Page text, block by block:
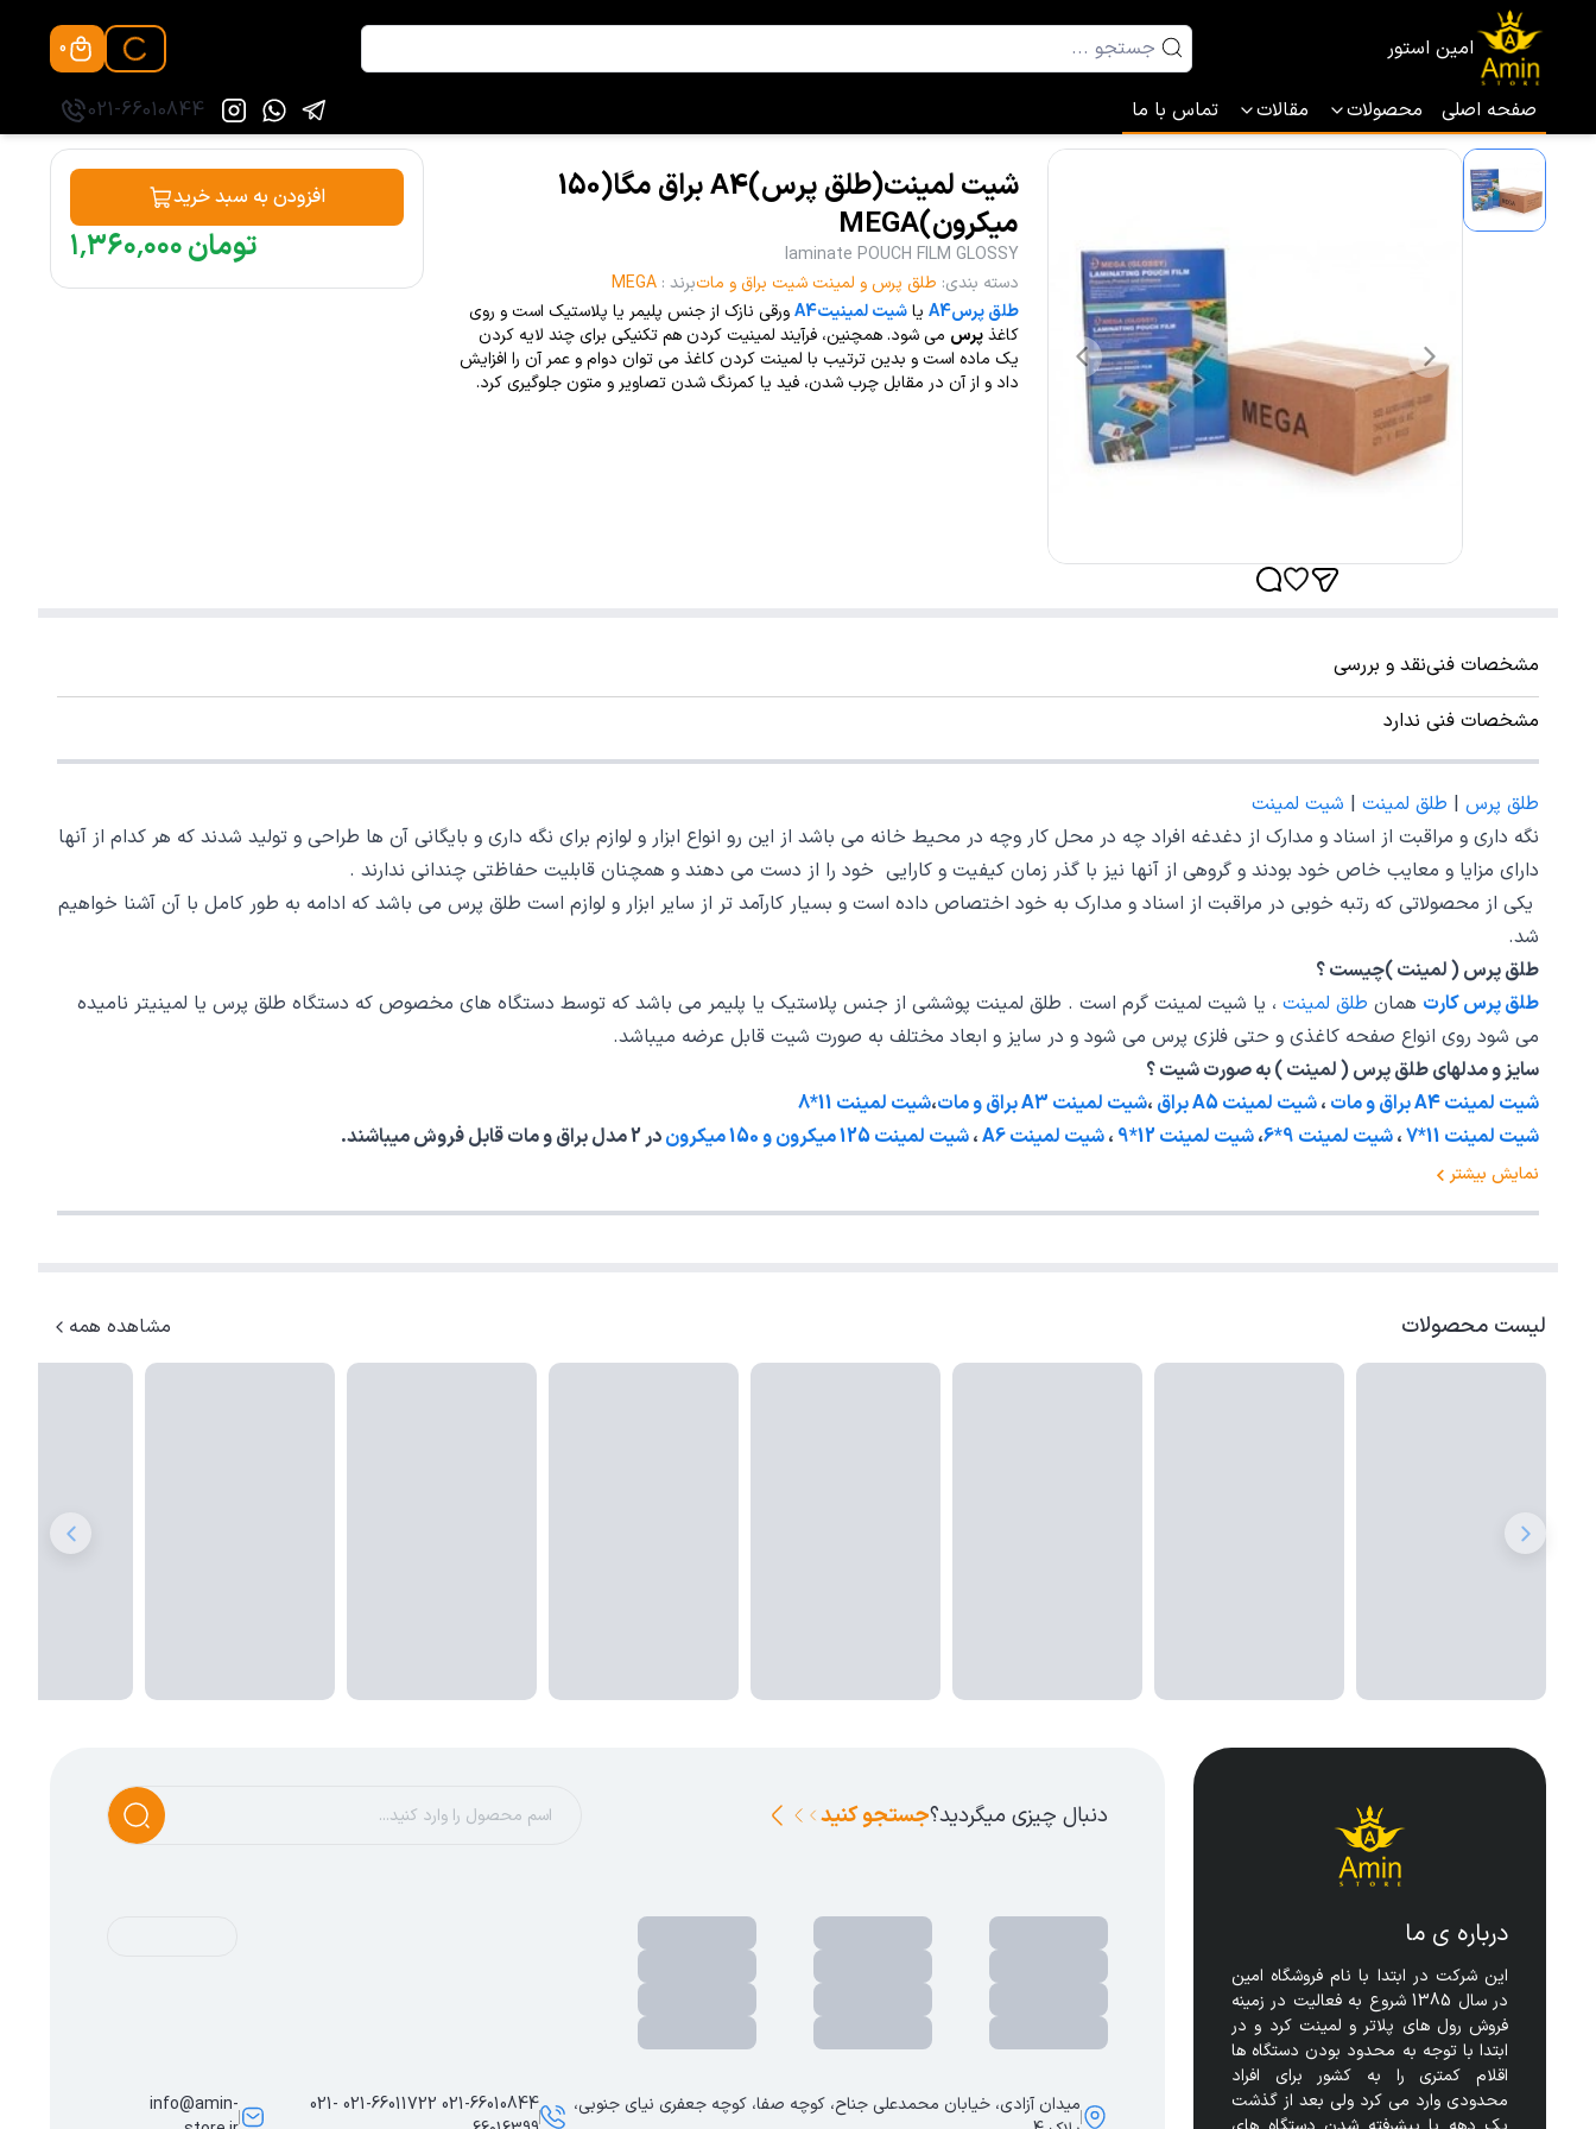
امین استور 0
صفحه اصلی محصولات مقالات تماس با ما 021-66010844
شیت لمینت(طلق پرس)A4 براق مگا(150
میکرون)MEGA
laminate POUCH FILM GLOSSY
دسته بندی: طلق پرس و لمینت شیت براق و ماتبرند :
MEGA
طلق پرسA4
یاشیت لمینیتA4
ورقی نازک از جنس پلیمر یا پلاستیک است و روی
کاغذپرس می شود. همچنین، فرآیند لمینیت کردن هم تکنیکی برای چند لایه کردن
یک ماده است و بدین ترتیب با لمینت کردن کاغذ می توان دوام و عمر آن را افزایش
داد و از آن در مقابل چرب شدن، فید یا کمرنگ شدن تصاویر و متون جلوگیری کرد.
افزودن به سبد خرید
۱٬۳۶۰٬۰۰۰تومان
مشخصات فنینقد و بررسی
مشخصات فنی ندارد
طلق پرس | طلق لمینت | شیت لمینت
نگه داری و مراقبت از اسناد و مدارک از دغدغه افراد چه در محل کار وچه در محیط خانه می باشد از این رو انواع ابزار و لوازم برای نگه داری و بایگانی آن ها طراحی و تولید شدند که هر کدام از آنها
دارای مزایا و معایب خاص خود بودند و گروهی از آنها نیز با گذر زمان کیفیت و کارایی خود را از دست می دهند و همچنان قابلیت حفاظتی چندانی ندارند .
یکی از محصولاتی که رتبه خوبی در مراقبت از اسناد و مدارک به خود اختصاص داده است و بسیار کارآمد تر از سایر ابزار و لوازم است طلق پرس می باشد که ادامه به طور کامل با آن آشنا خواهیم
شد.
طلق پرس ( لمینت )چیست ؟
طلق پرس کارت همان طلق لمینت ، یا شیت لمینت گرم است . طلق لمینت پوششی از جنس پلاستیک یا پلیمر می باشد که توسط دستگاه های مخصوص که دستگاه طلق پرس یا لمینیتر نامیده
می شود روی انواع صفحه کاغذی و حتی فلزی پرس می شود و در سایز و ابعاد مختلف به صورت شیت قابل عرضه میباشد.
سایز و مدلهای طلق پرس ( لمینت ) به صورت شیت ؟
شیت لمینت A4 براق و مات
،شیت لمینت A5 براق ،شیت لمینت A3 براق و مات ،شیت لمینت 11*8
شیت لمینت 11*7
،شیت لمینت 9*6 ،شیت لمینت 12*9 ،شیت لمینت A6 ،شیت لمینت 125 میکرون و 150 میکرون در 2 مدل براق و مات قابل فروش میباشند.
نمایش بیشتر
لیست محصولات مشاهده همه
درباره ی ما
دنبال چیزی میگردید؟جستجو کنید
میدان آزادی، خیابان محمدعلی جناح، کوچه صفا، کوچه جعفری نیای جنوبی،
021-66010844 021-66011722 021-
info@amin-